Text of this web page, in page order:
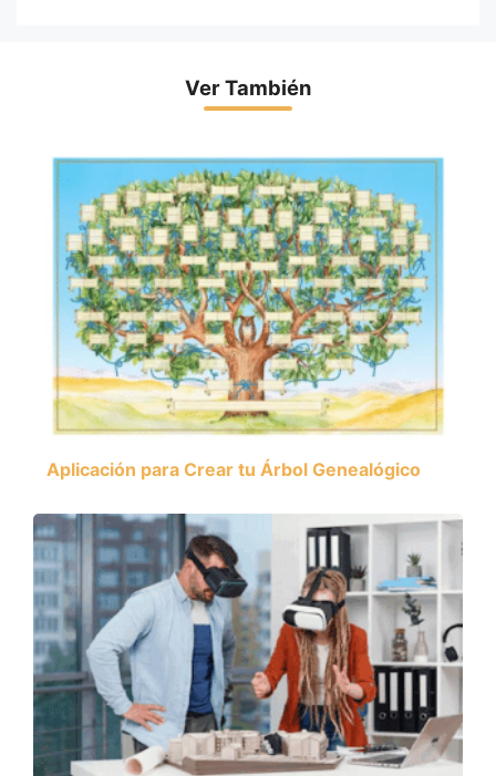
Ver También
Aplicación para Crear tu Árbol Genealógico